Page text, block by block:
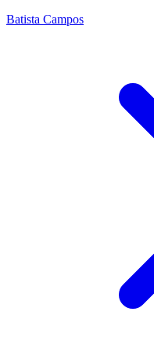
Batista Campos